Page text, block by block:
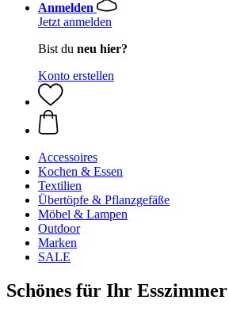
Anmelden
Jetzt anmelden
Bist du neu hier?
Konto erstellen
Accessoires
Kochen & Essen
Textilien
Übertöpfe & Pflanzgefäße
Möbel & Lampen
Outdoor
Marken
SALE
Schönes für Ihr Esszimmer